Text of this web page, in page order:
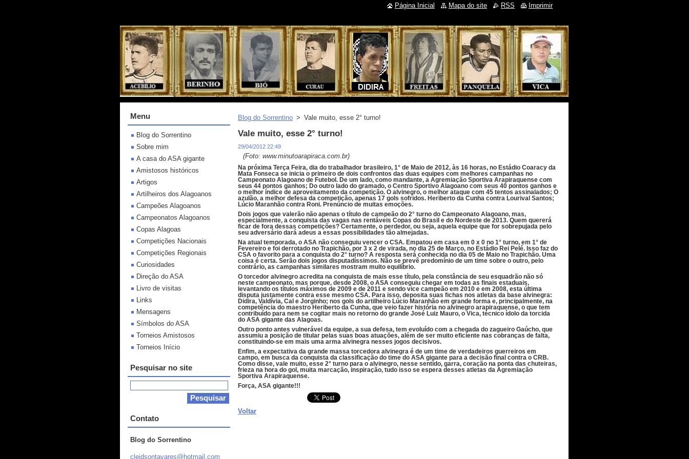
Blog do Sorrentino > Vale muito, esse 2° turno!
Vale muito, esse 2° turno!
29/04/2012 22:49
(Foto: www.minutoarapiraca.com.br)
Na próxima Terça Feira, dia do trabalhador brasileiro, 1° de Maio de 2012, às 16 horas, no Estádio Coaracy da
Mata Fonseca se inicia o primeiro de dois confrontos das duas equipes com melhores campanhas no
Campeonato Alagoano de Futebol. De um lado, como mandante, a Agremiação Sportiva Arapiraquense com
seus 44 pontos ganhos; Do outro lado do gramado, o Centro Sportivo Alagoano com seus 40 pontos ganhos e
o melhor índice de aproveitamento da competição. O alvinegro, o melhor ataque com 45 tentos assinalados; O
azulão, a melhor defesa da competição, apenas 17 gols sofridos. Heriberto da Cunha contra Lourival Santos;
Lúcio Maranhão contra Roni. Prenúncio de muitas emoções.
Dois jogos que valerão não apenas o título de campeão do 2° turno do Campeonato Alagoano, mas,
especialmente, a conquista das vagas nas rentáveis Copas do Brasil e do Nordeste de 2013. Quem quererá
ficar de fora dessas competições? Certamente, o perdedor, ou seja, aquela equipe que for sobrepujada pelo
seu adversário dará adeus a essas possibilidades tão almejadas.
Na atual temporada, o ASA não conseguiu vencer o CSA. Empatou em casa em 0 x 0 no 1° turno, em 1° de
Fevereiro e foi derrotado no Trapichão, por 3 x 2 de virada, no dia 25 de Março, no Estádio Rei Pelé. Isso faz do
CSA o favorito para a conquista do 2° turno? A resposta será conhecida no dia 05 de Maio no Trapichão. Uma
coisa é certa. Serão dois jogos disputadíssimos. Não se prevê predomínio de um time sobre o outro, pelo
contrário, as campanhas similares mostram muito equilíbrio.
O torcedor alvinegro acredita na conquista de mais esse título, pela constância de seu esquadrão não só
neste campeonato, mas porque, desde 2008, o ASA conseguiu chegar em todas as finais estaduais,
levantando os títulos máximos de 2009 e de 2011 e sendo vice campeão em 2010 e em 2008, esta última
disputa justamente contra esse mesmo CSA. Para isso, deposita suas fichas nos atletas da base alvinegra:
Didira, Valdívia, Cal e Jorginho; nos gols do artilheiro Lúcio Maranhão em grande forma e, principalmente, na
competência do maestro Heriberto da Cunha, que veio fazer história no alvinegro arapiraquense, o que tem
contribuído para nem se cogitar mais no retorno do grande José Luiz Mauro, o Vica, técnico ídolo da torcida
do ASA gigante das Alagoas.
Outro ponto antes vulnerável da equipe, a sua defesa, tem evoluído com a chegada do zagueiro Gaúcho, que
assumiu a posição de titular pelas suas boas atuações, além de ser muito eficiente nas cobranças de falta,
constituindo-se em mais uma arma alvinegra nesses jogos decisivos.
Enfim, a expectativa da grande massa torcedora alvinegra é de um time de verdadeiros guerreiros em
campo, em busca da conquista da classificação do time do ASA gigante para a decisão final contra o CRB.
Como disse, vale muito, esse 2° turno para o alvinegro, nesse sentido, garra, coração na ponta das chuteiras,
frieza na hora do gol, muita marcação, inspiração, tudo isso se espera desses atletas da Agremiação
Sportiva Arapiraquense.
Força, ASA gigante!!!
Voltar
Menu
Blog do Sorrentino
Sobre mim
A casa do ASA gigante
Amistosos históricos
Artigos
Artilheiros dos Alagoanos
Campeões Alagoanos
Campeonatos Alagoanos
Copas Alagoas
Competições Nacionais
Competições Regionais
Curiosidades
Direção do ASA
Livro de visitas
Links
Mensagens
Símbolos do ASA
Torneios Amistosos
Torneios Início
Pesquisar no site
Contato
Blog do Sorrentino
cleidsontavares@ hotmail.com
Página Inicial Mapa do site RSS Imprimir